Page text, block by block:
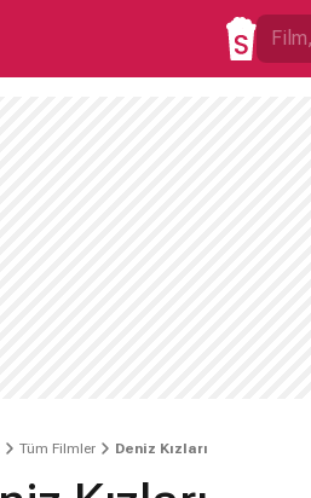
Tüm Filmler Deniz Kızları